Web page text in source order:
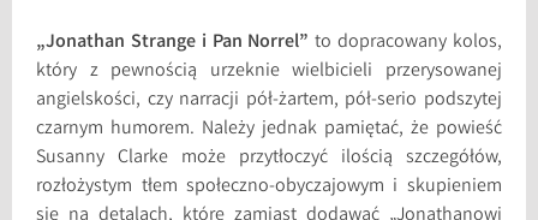
„Jonathan Strange i Pan Norrel” to dopracowany kolos,
który z pewnością urzeknie wielbicieli przerysowanej
angielskości, czy narracji pół-żartem, pół-serio podszytej
czarnym humorem. Należy jednak pamiętać, że powieść
Susanny Clarke może przytłoczyć ilością szczegółów,
rozłożystym tłem społeczno-obyczajowym i skupieniem